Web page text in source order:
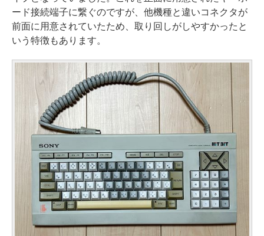
ード接続端子に繋ぐのですが、他機種と違いコネクタが
前面に用意されていたため、取り回しがしやすかったと
いう特徴もあります。